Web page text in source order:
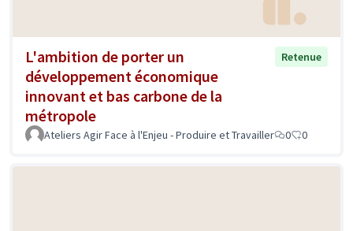
L'ambition de porter un
développement économique
innovant et bas carbone de la
métropole
Retenue
Ateliers Agir Face à l'Enjeu - Produire et Travailler 0 0